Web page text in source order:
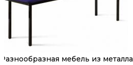
Разнообразная мебель из металла